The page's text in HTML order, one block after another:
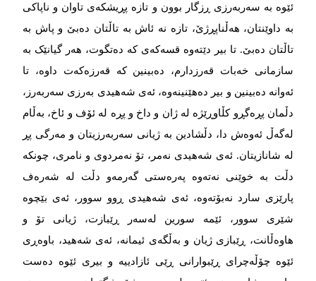
ئێوە بە سەربەرزی ڕزگار بوون و تازە پڕیشکەی تاوان و ناپاکی
بە داوێنتان، هەڵناپڕژێ، تازە نە ئاش بە تاڵتان دەبێ و پاش بە
تاڵتان دەبێ. تا بیر دێتەوە قسەکەی کە دەتگوت، هەر گیانێک بە
سازمانی خەبات قەرزدارم، دەبینین کە قەرزەکەت داوە، تا
ئەوانە دەبینین و بیر دەهێنینەوە، ئەی شەهیدی بەرزی سەربەرز،
دڵمان پڕەگڕو کڵاوڕێژە لە ژان و داخ و پڕە لە ئۆف و ئاخ، بەڵام
لەگەڵ ئەوەش دا، دڵشادین بە ژیانی سەربەرزیتان و مەرگی پڕ
لە شانازیتان. ئەی شەهیدی نەمر، تۆ نەمردوی و نامری، چونکە
دڵت بە خوێنی نەتەوە پەرەستی گەرمەو دڵت لە شەرەف
پارێزی سارد نەبۆتەوە، ئەی شەهیدی ڕوو سوور، ئەی بێچوە
شێری سوور، ئێمە سورین لەسەر ڕێبازت، ژیانی تۆ و
هاوەڵانت، ڕێبازی ژیان و بەڵگەی ئیمانە، ئەی شەهید، باوەڕی
ئێوە چۆڵەچرای ڕێبوارانی ڕێی ئازادییە و بیری ئێوە دەست